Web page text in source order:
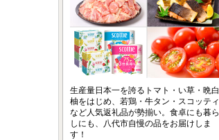
生産量日本一を誇るトマト・い草・晩白
柚をはじめ、若鶏・牛タン・スコッティ
など人気返礼品が勢揃い。食卓にも暮ら
しにも、八代市自慢の品をお届けしま
す！